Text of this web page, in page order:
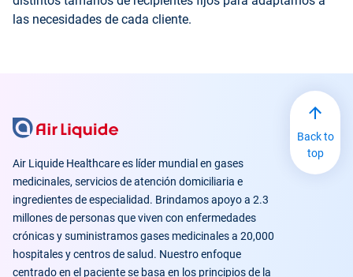
las necesidades de cada cliente.
Air Liquide Healthcare es líder mundial en gases
medicinales, servicios de atención domiciliaria e
ingredientes de especialidad. Brindamos apoyo a 2.3
millones de personas que viven con enfermedades
crónicas y suministramos gases medicinales a 20,000
hospitales y centros de salud. Nuestro enfoque
centrado en el paciente se basa en los principios de la
Back to
top